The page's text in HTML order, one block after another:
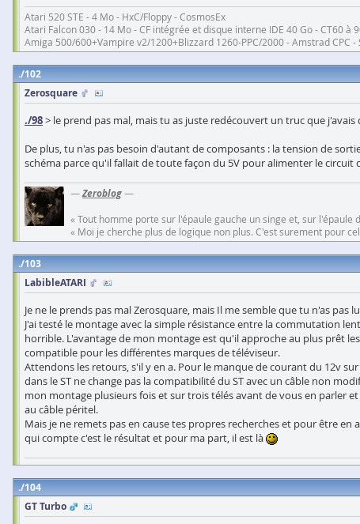
Atari 520 STE - 4 Mo - HxC/Floppy - CosmosEx
Atari Falcon 030 - 14 Mo - CF intégrée et disque interne IDE 40 Go - CT60 à
Amiga 500/600+Vampire v2/1200+Blizzard 1260-PPC/2000 - Amstrad CPC -
102
Zerosquare
./98> le prend pas mal, mais tu as juste redécouvert un truc que
De plus, tu n'as pas besoin d'autant de composants : la tension de
schéma parce qu'il fallait de toute façon du 5V pour alimenter le
—Zeroblog—
« Tout homme porte sur l'épaule gauche un singe et, sur
« Moi je cherche plus de logique non plus. C'est surement pour
103
LabibleATARI
Je ne le prends pas mal Zerosquare, mais Il me semble que tu n'as pas
J'ai testé le montage avec la simple résistance entre la commutation
horrible. L'avantage de mon montage est qu'il approche au plus prêt
compatible pour les différentes marques de téléviseur.
Attendons les retours, s'il y en a. Pour le manque de courant du 12v
dans le ST ne change pas la compatibilité du ST avec un câble non
mon montage plusieurs fois et sur trois télés avant de vous en parler
au câble péritel.
Mais je ne remets pas en cause tes propres recherches et pour être
qui compte c'est le résultat et pour ma part, il est là
104
GT Turbo